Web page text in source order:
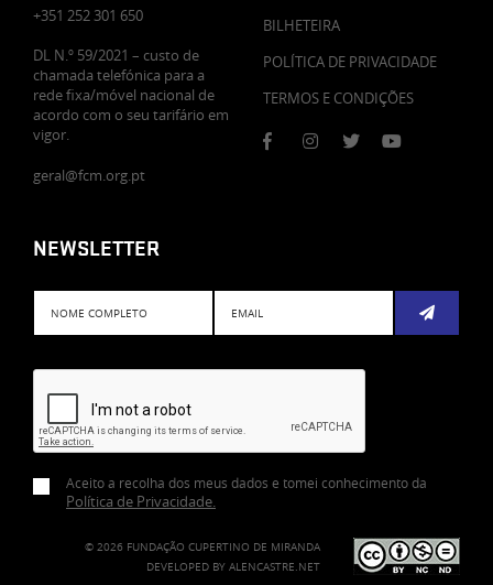
+351 252 301 650
DL N.º 59/2021 – custo de
chamada telefónica para a
rede fixa/móvel nacional de
acordo com o seu tarifário em
vigor.
geral@fcm.org.pt
BILHETEIRA
POLÍTICA DE PRIVACIDADE
TERMOS E CONDIÇÕES
NEWSLETTER
Aceito a recolha dos meus dados e tomei conhecimento da
Política de Privacidade.
© 2026 FUNDAÇÃO CUPERTINO DE MIRANDA
DEVELOPED BY ALENCASTRE.NET